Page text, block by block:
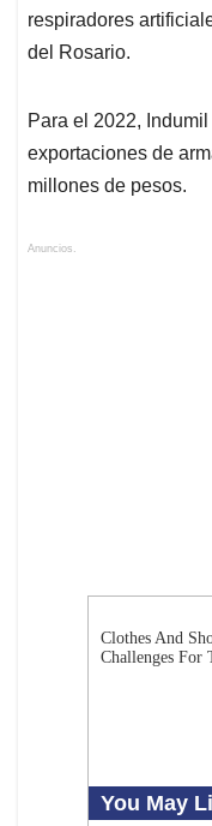
respiradores
del Rosario.
Para el 2022,
exportaciones de
millones de pesos.
Anuncios.